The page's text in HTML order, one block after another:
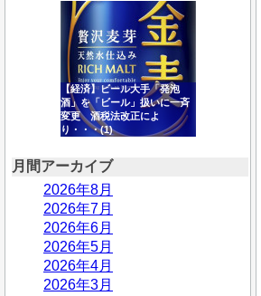
【経済】ビール大手「発泡
酒」を「ビール」扱いに一斉
変更 酒税法改正によ
り・・・(1)
月間アーカイブ
2026年8月
2026年7月
2026年6月
2026年5月
2026年4月
2026年3月